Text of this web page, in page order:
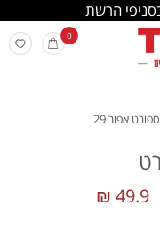
הרשת
0
אפור 29
49.9 ₪